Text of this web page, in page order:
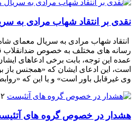
نقدی بر انتقاد شهاب مرادی به
انتقاد شهاب مرادی به سریال معمای
رسانه های مختلف به خصوص
عمده این توجه، بابت برخی ادعاهای
است، این ادعای ایشان که «همجنس باز
وی غیرقابل باور است» و یا این که
۰۲
هشدار در خصوص گروه های